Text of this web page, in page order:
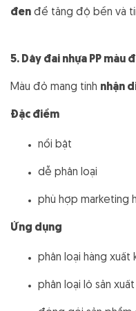
đen để tăng độ bền và
5. Dây đai nhựa PP màu
Màu đỏ mang tính nhận
Đặc điểm
nổi bật
dễ phân loại
phù hợp marketing
Ứng dụng
phân loại hàng xuất
phân loại lô sản xuất